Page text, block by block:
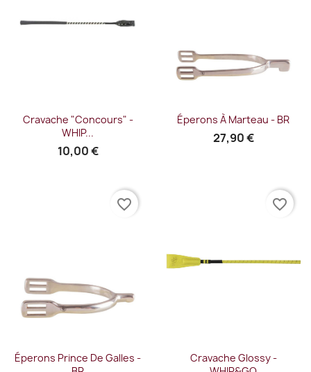
Cravache "Concours" -
WHIP...
10,00 €
Éperons À Marteau - BR
27,90 €
Éperons Prince De Galles -
favorite_border
Cravache Glossy -
favorite_border